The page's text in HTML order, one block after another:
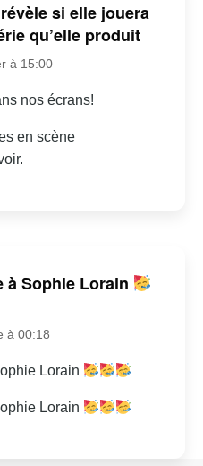
si elle jouera
qu’elle produit
à 15:00
nos écrans!
en scène
Sophie Lorain
à 00:18
Lorain
Lorain